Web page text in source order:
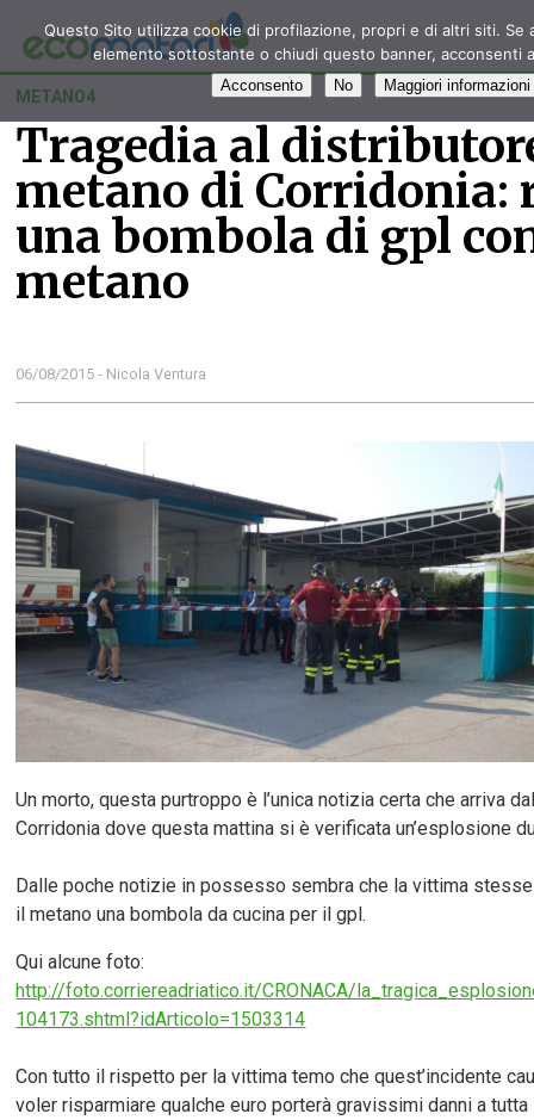
METANO4
Tragedia al
metano di Corridonia:
una bombola di gpl
metano
06/08/2015 - Nicola Ventura
Un morto, questa purtroppo è l’unica notizia certa che arriva
Corridonia dove questa mattina si è verificata un’esplosione
Dalle poche notizie in possesso sembra che la vittima
il metano una bombola da cucina per il gpl.
Qui alcune foto:
http://foto.corriereadriatico.it/CRONACA/
104173.shtml?idArticolo=1503314
Con tutto il rispetto per la vittima temo che quest’incidente
voler risparmiare qualche euro porterà gravissimi danni a
Questo Sito utilizza cookie di profilazione, propri e di altri siti. Se
elemento sottostante o chiudi questo banner, acconsenti
Acconsento No Maggiori informazioni